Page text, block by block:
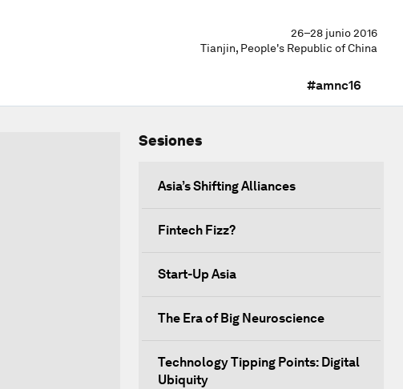
26–28 junio 2016
Tianjin, People's Republic of China
#amnc16
Sesiones
Asia’s Shifting Alliances
Fintech Fizz?
Start-Up Asia
The Era of Big Neuroscience
Technology Tipping Points: Digital
Ubiquity